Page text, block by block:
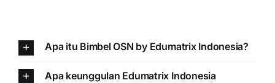
Apa itu Bimbel OSN by Edumatrix Indonesia?
Apa keunggulan Edumatrix Indonesia